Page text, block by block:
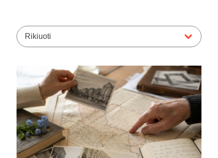
Rikiuoti